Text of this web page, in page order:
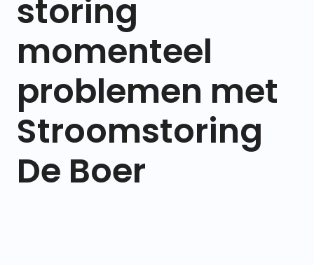
storing
momenteel
problemen met
Stroomstoring
De Boer